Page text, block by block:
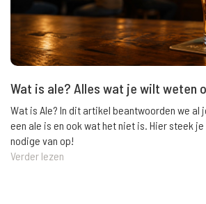
Wat is ale? Alles wat je wilt weten
Wat is Ale? In dit artikel beantwoorden we al
een ale is en ook wat het niet is. Hier steek
nodige van op!
Verder lezen